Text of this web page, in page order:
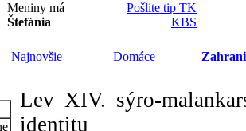
Meniny má
Štefánia
Pošlite tip TK
KBS
Najnovšie Domáce
Lev XIV. sýro-
identitu